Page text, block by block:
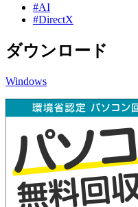
#AI
#DirectX
ダウンロード
Windows